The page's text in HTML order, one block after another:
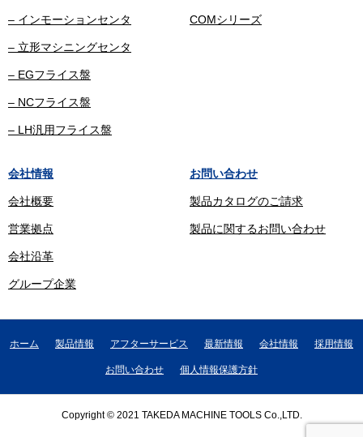
– インモーションセンタ
– 立形マシニングセンタ
– EGフライス盤
– NCフライス盤
– LH汎用フライス盤
COMシリーズ
会社情報
会社概要
営業拠点
会社沿革
グループ企業
お問い合わせ
製品カタログのご請求
製品に関するお問い合わせ
ホーム 製品情報 アフターサービス 最新情報 会社情報 採用情報
お問い合わせ 個人情報保護方針
Copyright © 2021 TAKEDA MACHINE TOOLS Co.,LTD.